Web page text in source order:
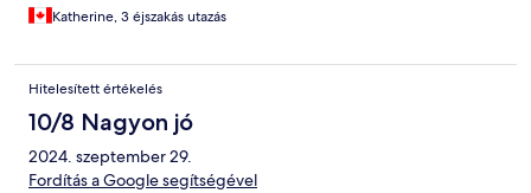
Katherine, 3 éjszakás utazás
Hitelesített értékelés
10/8 Nagyon jó
2024. szeptember 29.
Fordítás a Google segítségével